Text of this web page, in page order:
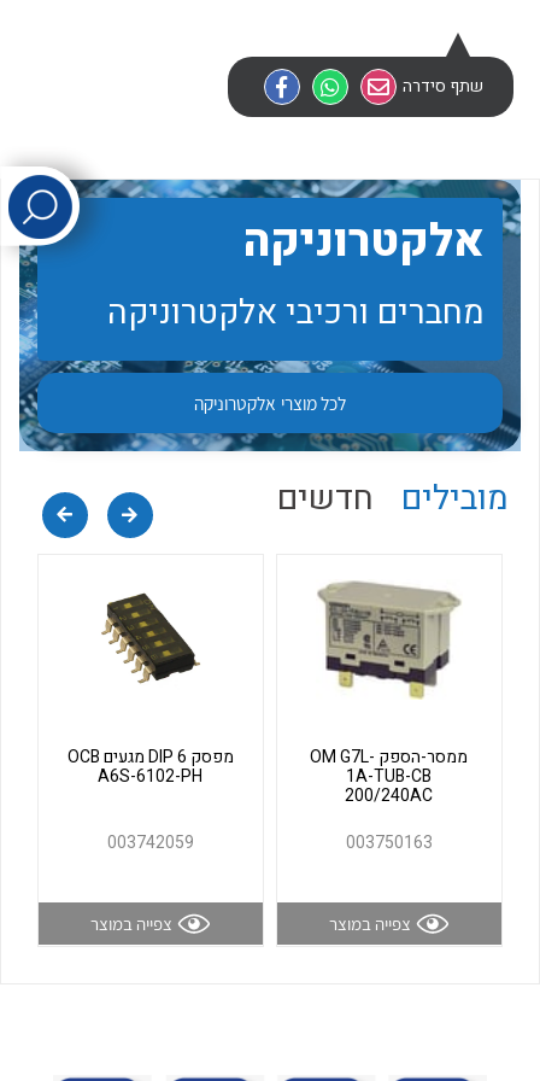
לכל מוצרי היצרן
לכל מוצרי היצרן לכל מוצרי היצרן
לכל מוצרי היצרן לכל מוצרי היצרן
שתף סידרה
אלקטרוניקה
מחברים ורכיבי אלקטרוניקה
לכל מוצרי אלקטרוניקה
מובילים חדשים
ממסר-הספק OM G7L-
1A-TUB-CB
200/240AC
003750163
צפייה במוצר
מפסק DIP 6 מגעים OCB
A6S-6102-PH
003742059
צפייה במוצר